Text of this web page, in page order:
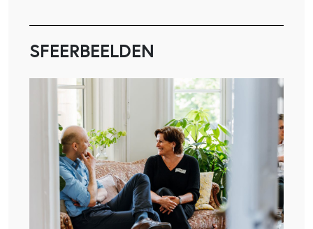
SFEERBEELDEN